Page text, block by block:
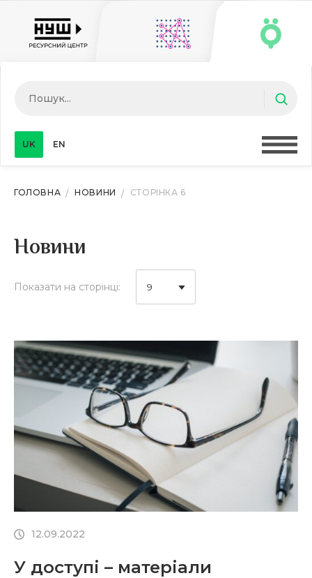
UK EN
ГОЛОВНА НОВИНИ СТОРІНКА 6
Новини
Показати на сторінці: 9
12.09.2022
У доступі – матеріали